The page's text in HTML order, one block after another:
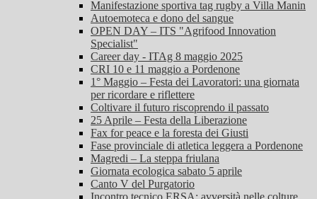
Manifestazione sportiva tag rugby a Villa Manin
Autoemoteca e dono del sangue
OPEN DAY – ITS "Agrifood Innovation
Specialist"
Career day - ITAg 8 maggio 2025
CRI 10 e 11 maggio a Pordenone
1° Maggio – Festa dei Lavoratori: una giornata
per ricordare e riflettere
Coltivare il futuro riscoprendo il passato
25 Aprile – Festa della Liberazione
Fax for peace e la foresta dei Giusti
Fase provinciale di atletica leggera a Pordenone
Magredi – La steppa friulana
Giornata ecologica sabato 5 aprile
Canto V del Purgatorio